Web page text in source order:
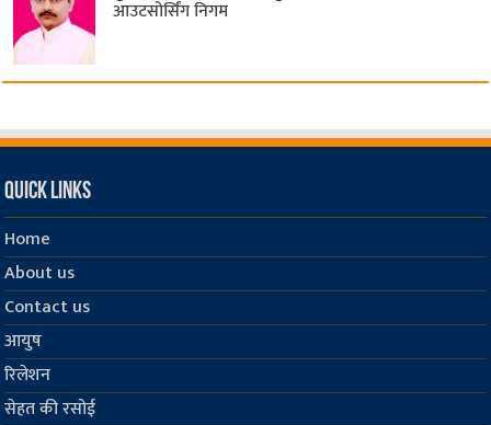
आउटसोर्सिंग निगम
Quick Links
Home
About us
Contact us
आयुष
रिलेशन
सेहत की रसोई